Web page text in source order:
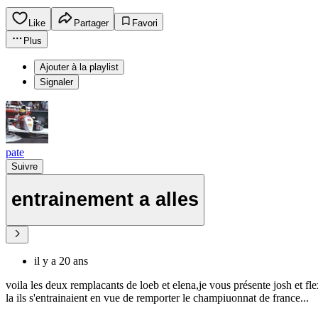
Like Partager
Favori
Plus
Ajouter à la playlist
Signaler
pate
Suivre
entrainement a alles
il y a 20 ans
voila les deux remplacants de loeb et elena,je vous présente josh et
la ils s'entrainaient en vue de remporter le champiuonnat de france...